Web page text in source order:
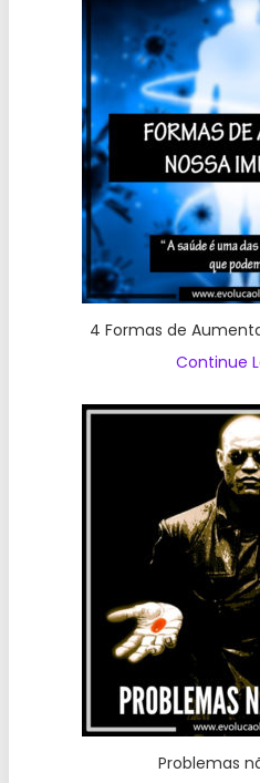
4 Formas de
Continue
Problemas